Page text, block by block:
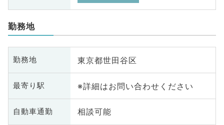
勤務地
勤務地 東京都世田谷区
最寄り駅 ※詳細はお問い合わせください
自動車通勤 相談可能